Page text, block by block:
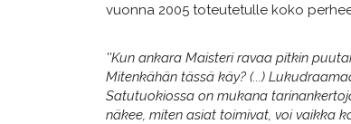
vuonna 2005 toteutetulle koko
''Kun ankara Maisteri ravaa pitkin
Mitenkähän tässä käy? (...)
Satutuokiossa on mukana
näkee, miten asiat toimivat, voi vaikka